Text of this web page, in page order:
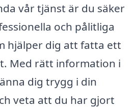
vår tjänst är du säker
och pålitliga
hjälper dig att fatta ett
Med rätt information i
dig trygg i din
veta att du har gjort